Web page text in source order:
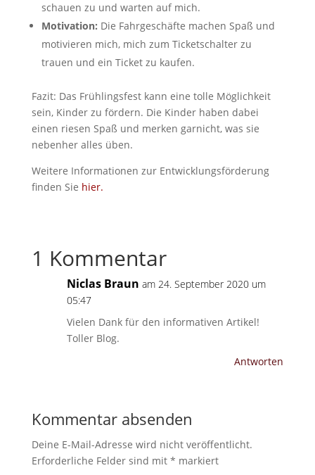
schauen zu und warten auf mich.
Motivation: Die Fahrgeschäfte machen Spaß und
motivieren mich, mich zum Ticketschalter zu
trauen und ein Ticket zu kaufen.
Fazit: Das Frühlingsfest kann eine tolle Möglichkeit
sein, Kinder zu fördern. Die Kinder haben dabei
einen riesen Spaß und merken garnicht, was sie
nebenher alles üben.
Weitere Informationen zur Entwicklungsförderung
finden Sie hier.
1 Kommentar
Niclas Braun am 24. September 2020 um
05:47
Vielen Dank für den informativen Artikel!
Toller Blog.
Antworten
Kommentar absenden
Deine E-Mail-Adresse wird nicht veröffentlicht.
Erforderliche Felder sind mit * markiert